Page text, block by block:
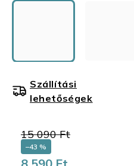
15 090 Ft
–43 %
Szállítási
lehetőségek